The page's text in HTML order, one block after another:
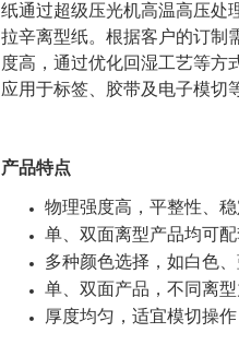
纸通过超级压光机高温高压处
拉辛离型纸。根据客户的订制
度高，通过优化回湿工艺等方
应用于标签、胶带及电子模切
产品特点
物理强度高，平整性、
单、双面离型产品均可
多种颜色选择，如白色
单、双面产品，不同离
厚度均匀，适宜模切操作